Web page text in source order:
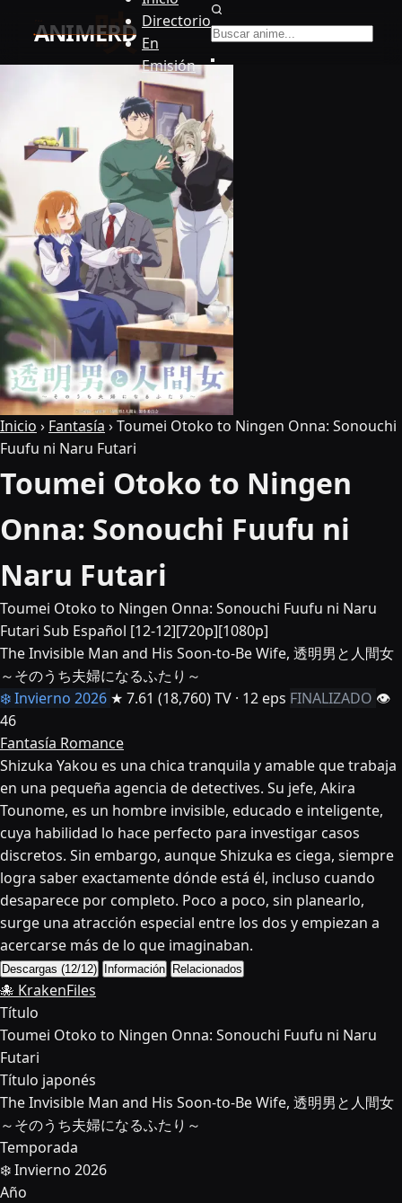
Directorio
En
Emisión
Buscar anime
Inicio › Fantasía ›Toumei Otoko to Ningen Onna: Sonouchi
Fuufu ni Naru Futari
Toumei Otoko to Ningen
Onna: Sonouchi Fuufu ni
Naru Futari
Toumei Otoko to Ningen Onna: Sonouchi Fuufu ni Naru
Futari Sub Español [12-12][720p][1080p]
The Invisible Man and His Soon-to-Be Wife, 透明男と人間女
～そのうち夫婦になるふたり～
❄️ Invierno 2026 ★ 7.61 (18,760)TV · 12 eps FINALIZADO 👁
46
Fantasía Romance
Shizuka Yakou es una chica tranquila y amable que trabaja
en una pequeña agencia de detectives. Su jefe, Akira
Tounome, es un hombre invisible, educado e inteligente,
cuya habilidad lo hace perfecto para investigar casos
discretos. Sin embargo, aunque Shizuka es ciega, siempre
logra saber exactamente dónde está él, incluso cuando
desaparece por completo. Poco a poco, sin planearlo,
surge una atracción especial entre los dos y empiezan a
acercarse más de lo que imaginaban.
Descargas (12/12) Información Relacionados
🐙 KrakenFiles
Título
Toumei Otoko to Ningen Onna: Sonouchi Fuufu ni Naru
Futari
Título japonés
The Invisible Man and His Soon-to-Be Wife, 透明男と人間女
～そのうち夫婦になるふたり～
Temporada
❄️ Invierno 2026
Año